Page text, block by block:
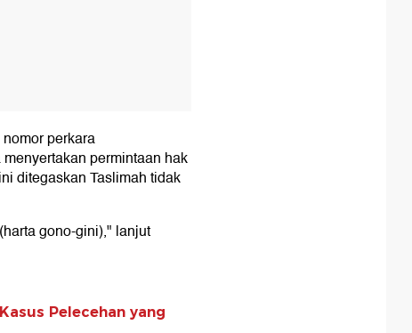
perkara
menyertakan permintaan hak
ditegaskan Taslimah tidak
gono-gini)," lanjut
Pelecehan yang